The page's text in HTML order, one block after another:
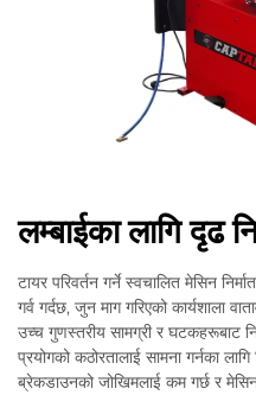
लम्बाईका लागि दृढ
टायर परिवर्तन गर्ने स्वचालित मेसिन
गर्व गर्दछ, जुन माग गरिएको कार्यशाला
उच्च गुणस्तरीय सामग्री र घटकहरूबाट
प्रयोगको कठोरतालाई सामना गर्नका
ब्रेकडाउनको जोखिमलाई कम गर्छ र